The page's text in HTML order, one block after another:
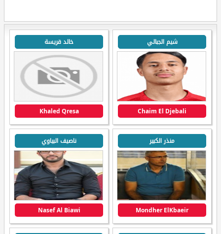
شيم الجبالي
Chaim El Djebali
خالد قريسة
Khaled Qresa
منذر الكبير
Mondher ElKbaeir
ناصيف البياوي
Nasef Al Biawi